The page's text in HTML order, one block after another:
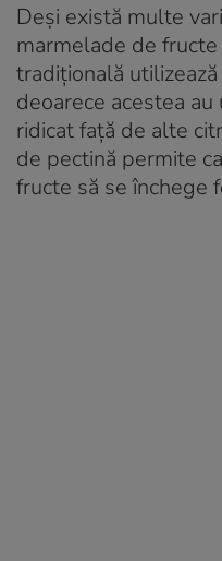
Deși există multe
marmelade de
tradițională
deoarece acestea
ridicat față de alte
de pectină permite
fructe să se închege